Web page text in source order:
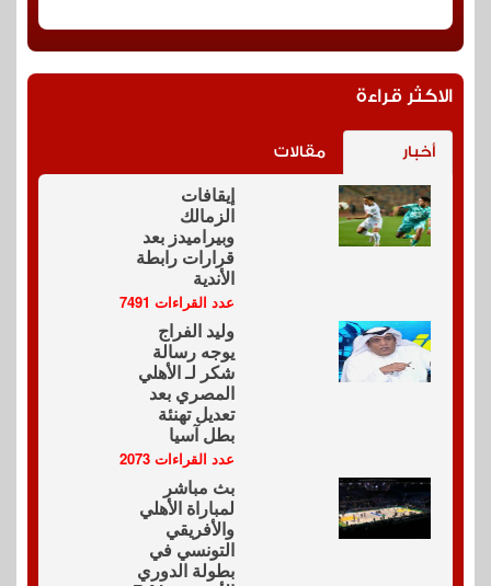
الاكثر قراءة
أخبار مقالات
إيقافات
الزمالك
وبيراميدز بعد
قرارات رابطة
الأندية
عدد القراءات 7491
وليد الفراج
يوجه رسالة
شكر لـ الأهلي
المصري بعد
تعديل تهنئة
بطل آسيا
عدد القراءات 2073
بث مباشر
لمباراة الأهلي
والأفريقي
التونسي في
بطولة الدوري